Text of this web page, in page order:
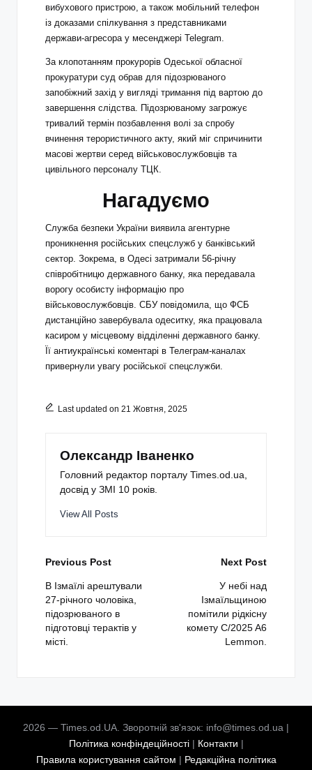
вибухового пристрою, а також мобільний телефон
із доказами спілкування з представниками
держави-агресора у месенджері Telegram.
За клопотанням прокурорів Одеської обласної
прокуратури суд обрав для підозрюваного
запобіжний захід у вигляді тримання під вартою до
завершення слідства. Підозрюваному загрожує
тривалий термін позбавлення волі за спробу
вчинення терористичного акту, який міг спричинити
масові жертви серед військовослужбовців та
цивільного персоналу ТЦК.
Нагадуємо
Служба безпеки України виявила агентурне
проникнення російських спецслужб у банківський
сектор. Зокрема, в Одесі затримали 56-річну
співробітницю державного банку, яка передавала
ворогу особисту інформацію про
військовослужбовців. СБУ повідомила, що ФСБ
дистанційно завербувала одеситку, яка працювала
касиром у місцевому відділенні державного банку.
Її антиукраїнські коментарі в Телеграм-каналах
привернули увагу російської спецслужби.
Last updated on 21 Жовтня, 2025
Олександр Іваненко
Головний редактор порталу Times.od.ua,
досвід у ЗМІ 10 років.
View All Posts
Post
navigation
Previous Post
В Ізмаїлі арештували
27-річного чоловіка,
підозрюваного в
підготовці терактів у
місті.
Next Post
У небі над
Ізмаїльщиною
помітили рідкісну
комету C/2025 A6
Lemmon.
2026 — Times.od.UA. Зворотній зв'язок: info@times.od.ua |
Політика конфіндеційності| Контакти |
Правила користування сайтом | Редакційна політика